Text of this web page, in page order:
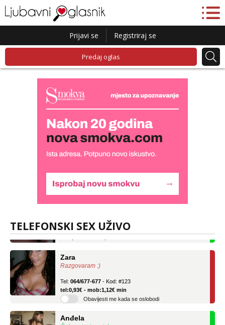
Prijavi se Registriraj se
Predaj oglas
TELEFONSKI SEX UŽIVO
Tel:064/677-677 - Kod: #133
tel:0,93€ - mob:1,12€ min
Razgovaram :)
tel:0,93€ - mob:1,12€ min
Obavijesti me kada se oslobodi
Čekam tvoj poziv!